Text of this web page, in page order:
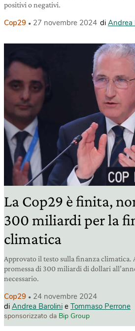
positivi o negativi.
Cop29 27 novembre 2024 di Andrea
La Cop29 è finita,
300 miliardi per la
climatica
Approvato il testo sulla finanza climatica.
promessa di 300 miliardi di dollari
necessario.
Cop29
24 novembre 2024
di Andrea Barolini e Tommaso Perrone
sponsorizzato da Bip Group